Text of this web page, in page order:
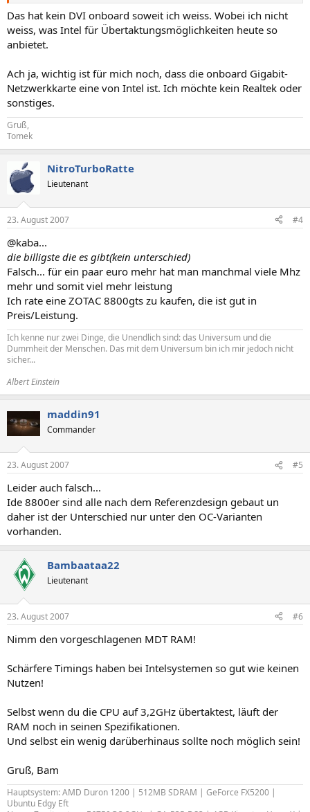
Das hat kein DVI onboard soweit ich weiss. Wobei ich nicht
weiss, was Intel für Übertaktungsmöglichkeiten heute so
anbietet.
Ach ja, wichtig ist für mich noch, dass die onboard Gigabit-
Netzwerkkarte eine von Intel ist. Ich möchte kein Realtek oder
sonstiges.
Gruß,
Tomek
NitroTurboRatte
Lieutenant
23. August 2007 #4
@kaba...
die billigste die es gibt(kein unterschied)
Falsch... für ein paar euro mehr hat man manchmal viele Mhz
mehr und somit viel mehr leistung
Ich rate eine ZOTAC 8800gts zu kaufen, die ist gut in
Preis/Leistung.
Ich kenne nur zwei Dinge, die Unendlich sind: das Universum und die
Dummheit der Menschen. Das mit dem Universum bin ich mir jedoch nicht
sicher...
Albert Einstein
maddin91
Commander
23. August 2007 #5
Leider auch falsch...
Ide 8800er sind alle nach dem Referenzdesign gebaut un
daher ist der Unterschied nur unter den OC-Varianten
vorhanden.
Bambaataa22
Lieutenant
23. August 2007 #6
Nimm den vorgeschlagenen MDT RAM!
Schärfere Timings haben bei Intelsystemen so gut wie keinen
Nutzen!
Selbst wenn du die CPU auf 3,2GHz übertaktest, läuft der
RAM noch in seinen Spezifikationen.
Und selbst ein wenig darüberhinaus sollte noch möglich sein!
Gruß, Bam
Hauptsystem: AMD Duron 1200 | 512MB SDRAM | GeForce FX5200 |
Ubuntu Edgy Eft